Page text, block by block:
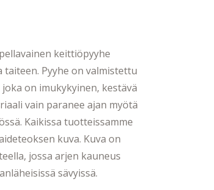
keittiöpyyhe
Pyyhe on valmistettu
on imukykyinen, kestävä
vain paranee ajan myötä
Kaikissa tuotteissamme
kuva. Kuva on
jossa arjen kauneus
sävyissä.